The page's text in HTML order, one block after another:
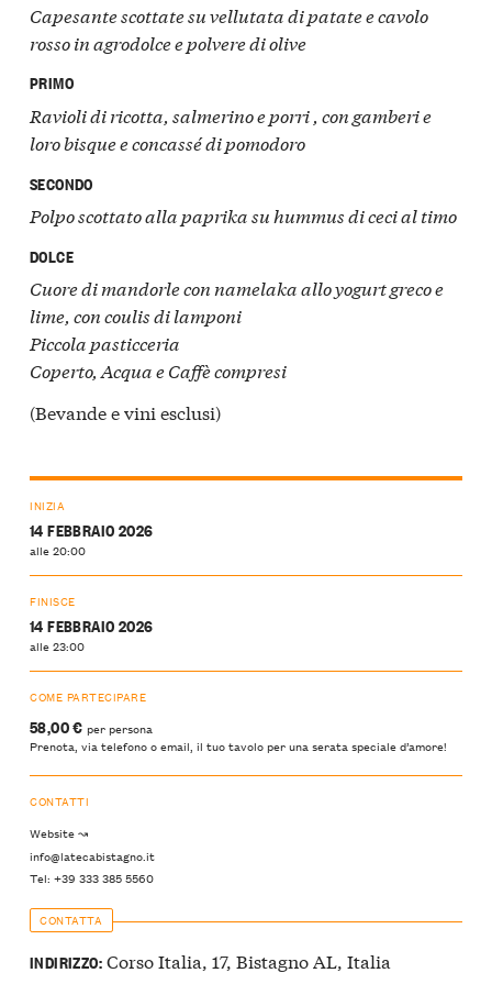
Capesante scottate su vellutata di patate e cavolo
rosso in agrodolce e polvere di olive
PRIMO
Ravioli di ricotta, salmerino e porri , con gamberi e
loro bisque e concassé di pomodoro
SECONDO
Polpo scottato alla paprika su hummus di ceci al timo
DOLCE
Cuore di mandorle con namelaka allo yogurt greco e
lime, con coulis di lamponi
Piccola pasticceria
Coperto, Acqua e Caffè compresi
(Bevande e vini esclusi)
INIZIA
14 FEBBRAIO 2026
alle 20:00
FINISCE
14 FEBBRAIO 2026
alle 23:00
COME PARTECIPARE
58,00 € per persona
Prenota, via telefono o email, il tuo tavolo per una serata speciale d’amore!
CONTATTI
Website ↝
info@latecabistagno.it
Tel: +39 333 385 5560
CONTATTA
INDIRIZZO:Corso Italia, 17, Bistagno AL, Italia